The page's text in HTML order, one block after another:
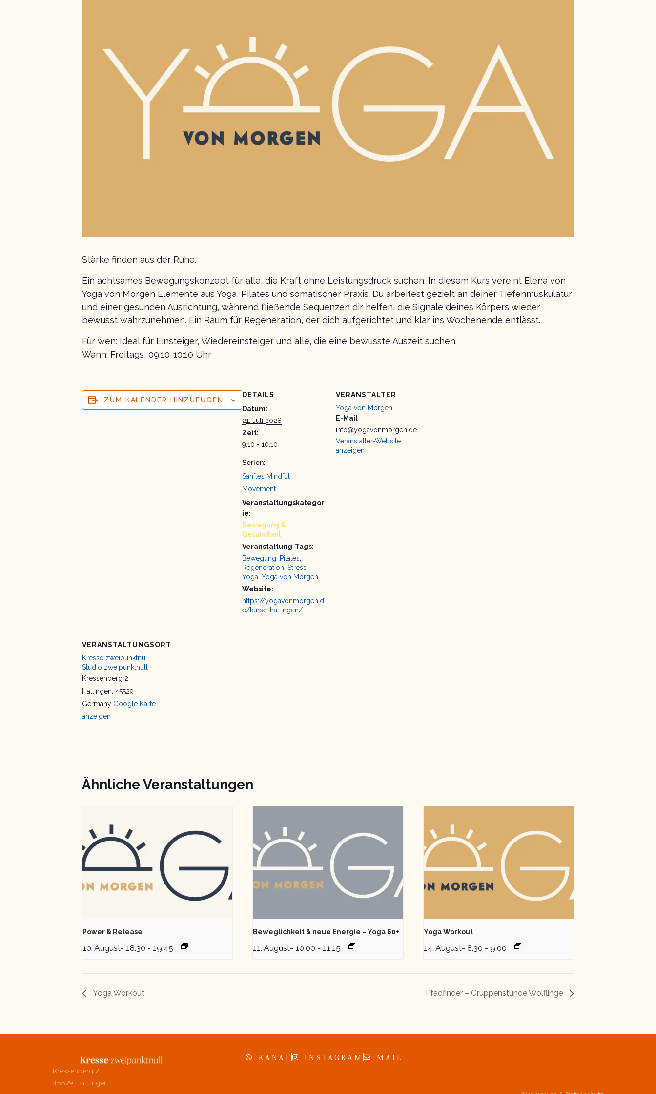
Stärke finden aus der Ruhe.
Ein achtsames Bewegungskonzept für alle, die Kraft ohne Leistungsdruck suchen. In diesem Kurs vereint Elena von
Yoga von Morgen Elemente aus Yoga, Pilates und somatischer Praxis. Du arbeitest gezielt an deiner Tiefenmuskulatur
und einer gesunden Ausrichtung, während fließende Sequenzen dir helfen, die Signale deines Körpers wieder
bewusst wahrzunehmen. Ein Raum für Regeneration, der dich aufgerichtet und klar ins Wochenende entlässt.
Für wen: Ideal für Einsteiger, Wiedereinsteiger und alle, die eine bewusste Auszeit suchen.
Wann: Freitags, 09:10-10:10 Uhr
ZUM KALENDER HINZUFÜGEN
DETAILS
Datum:
21. Juli 2028
Zeit:
9:10 - 10:10
Serien:
Sanftes Mindful
Movement
Veranstaltungskategor
ie:
Bewegung &
Gesundheit
Veranstaltung-Tags:
Bewegung
Pilates
Regeneration Stress
Yoga Yoga von Morgen
Website:
https://yogavonmorgen.d
e/kurse-hattingen/
VERANSTALTER
Yoga von Morgen
E-Mail
info@yogavonmorgen.de
Veranstalter-Website
anzeigen
VERANSTALTUNGSORT
Kresse zweipunktnull –
Studio zweipunktnull
Kressenberg 2
Hattingen 45529
Germany Google Karte
anzeigen
Ähnliche Veranstaltungen
Power & Release
10. August- 18:30 - 19:45
Beweglichkeit & neue Energie – Yoga 60+
11. August- 10:00 - 11:15
Yoga Workout
14. August- 8:30 - 9:00
Yoga Workout Pfadfinder – Gruppenstunde Wölflinge
Kressenberg 2
45529 Hattingen
KANAL INSTAGRAM MAIL